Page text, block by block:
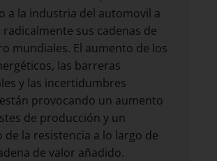
a la industria del automovil a
sus cadenas de
mundiales. El aumento de los
las barreras
y las incertidumbres
provocando un aumento
de producción y un
de la resistencia a lo largo de
de valor añadido.